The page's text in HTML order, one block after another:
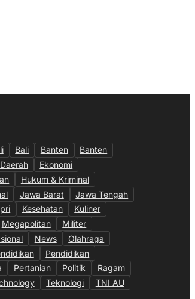
Bali Banten
Banten
Daerah
Ekonomi
Hukum & Kriminal
Jawa Barat
Jawa Tengah
Kesehatan
Kuliner
Megapolitan
Militer
News
Olahraga
Pendidikan
Pertanian Politik
Ragam
Teknologi
TNI AU